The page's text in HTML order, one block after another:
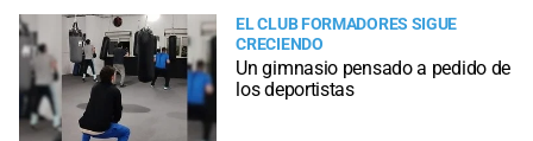
EL CLUB FORMADORES SIGUE
CRECIENDO
Un gimnasio pensado a pedido de
los deportistas